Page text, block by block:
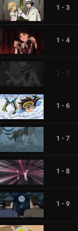
1 - 3
1 - 4
1 - 5
1 - 6
1 - 7
1 - 8
1 - 9